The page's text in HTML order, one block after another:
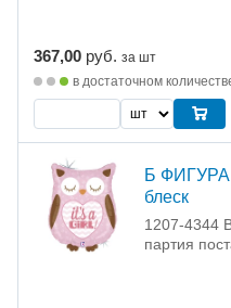
367,00 руб. за шт
в достаточном
Б ФИГУРА
блеск
1207-4344
партия